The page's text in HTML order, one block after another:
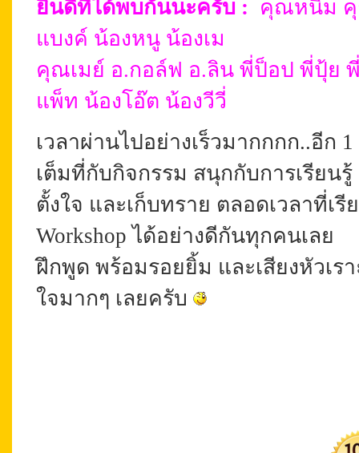
ยินดีที่ได้พบกันนะครับ : คุณหนิม คุ
แบงค์ น้องหนู น้องเม
คุณเมย์ อ.กอล์ฟ อ.ลิน พี่ป็อป พี่ปุ้ย
แพ็ท น้องโอ๊ต น้องวีวี่
เวลาผ่านไปอย่างเร็วมากกกก..อีก
เต็มที่กับกิจกรรม สนุกกับการเรียนรู้
ตั้งใจ และเก็บทราย ตลอดเวลาที่เ
Workshop ได้อย่างดีกันทุกคนเลย
ฝึกพูด พร้อมรอยยิ้ม และเสียงหัวเ
ใจมากๆ เลยครับ